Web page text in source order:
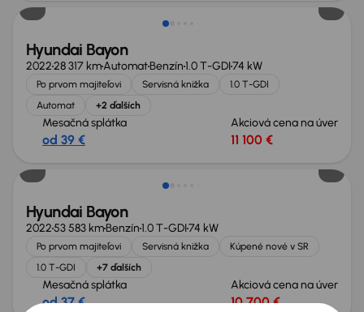
Hyundai Bayon
202228 317 kmAutomatBenzín1.0 T-GDI74 kW
Po prvom majiteľovi Servisná knižka
1.0 T-GDI
Automat
+2 ďalších
Mesačná splátka
od 39 €
Akciová cena na úver
11 100 €
Možnosť odpočtu DPH
Hyundai Bayon
202253 583 kmBenzín1.0 T-GDI74 kW
Po prvom majiteľovi Servisná knižka
Kúpené nové v SR
1.0 T-GDI
+7 ďalších
Mesačná splátka
od 37 €
Akciová cena na úver
10 700 €